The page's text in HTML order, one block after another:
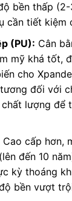
bền thấp
cần tiết kiệm
(PU): Cân
mỹ khá tốt,
cho
đối với
lượng để
Cao cấp hơn,
đến 10
kỳ thoáng
bền vượt